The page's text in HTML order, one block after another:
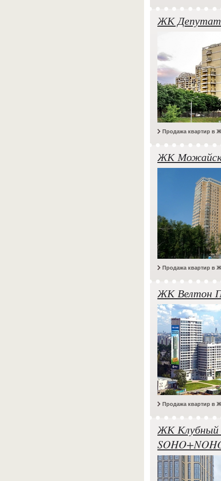
ЖК
Продажа квартир в
ЖК
Продажа квартир в
ЖК Велтон
Продажа квартир в
ЖК Клубный